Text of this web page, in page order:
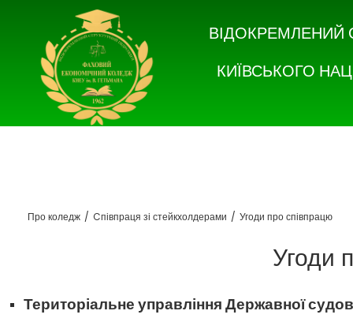
ВІДОКРЕМЛЕНИЙ
КИЇВСЬКОГО
Про коледж / Cпівпраця зі стейкхолдерами / Угоди про співпрацю
Угоди
Територіальне управління Державної